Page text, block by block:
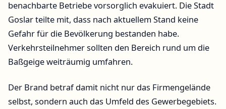
benachbarte Betriebe vorsorglich evakuiert. Die Stadt
Goslar teilte mit, dass nach aktuellem Stand keine
Gefahr für die Bevölkerung bestanden habe.
Verkehrsteilnehmer sollten den Bereich rund um die
Baßgeige weiträumig umfahren.
Der Brand betraf damit nicht nur das Firmengelände
selbst, sondern auch das Umfeld des Gewerbegebiets.